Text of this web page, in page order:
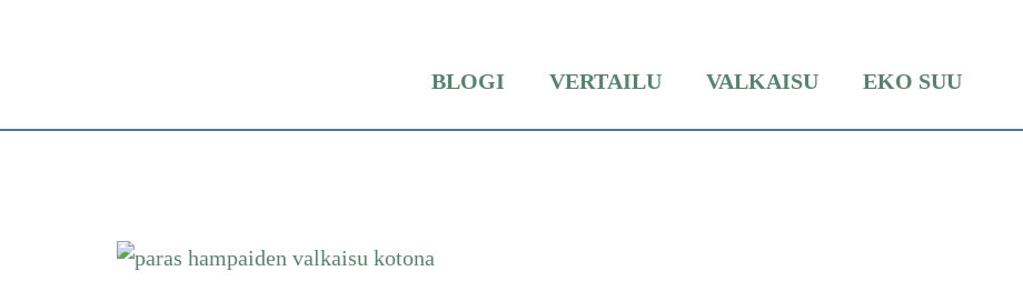
BLOGI VERTAILU VALKAISU EKO SUU